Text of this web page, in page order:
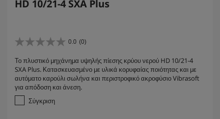
HD 10/21-4 SXA Plus
0.0 (0)
0
0
α
π
ό
α
Το πλυστικό μηχάνημα υψηλής πίεσης κρύου νερού HD 10/21-4
SXA Plus. Κατασκευασμένο με υλικά κορυφαίας ποιότητας και με
αυτόματο καρούλι σωλήνα και περιστροφικό ακροφύσιο Vibrasoft
για απόδοση και άνεση.
Σύγκριση